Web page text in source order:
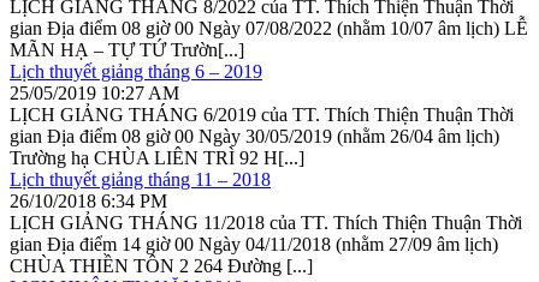
LỊCH GIẢNG THÁNG 8/2022 của TT. Thích Thiện Thuận Thời
gian Địa điểm 08 giờ 00 Ngày 07/08/2022 (nhằm 10/07 âm lịch) LỄ
MÃN HẠ – TỰ TỨ Trườn[...]
Lịch thuyết giảng tháng 6 – 2019
25/05/2019 10:27 AM
LỊCH GIẢNG THÁNG 6/2019 của TT. Thích Thiện Thuận Thời
gian Địa điểm 08 giờ 00 Ngày 30/05/2019 (nhằm 26/04 âm lịch)
Trường hạ CHÙA LIÊN TRÌ 92 H[...]
Lịch thuyết giảng tháng 11 – 2018
26/10/2018 6:34 PM
LỊCH GIẢNG THÁNG 11/2018 của TT. Thích Thiện Thuận Thời
gian Địa điểm 14 giờ 00 Ngày 04/11/2018 (nhằm 27/09 âm lịch)
CHÙA THIỀN TÔN 2 264 Đường [...]